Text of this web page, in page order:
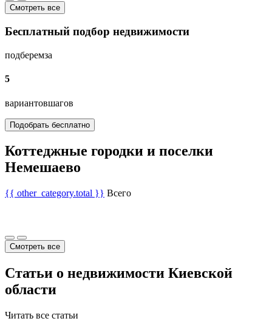
Смотреть все
Бесплатный подбор недвижимости
подберемза
5
вариантовшагов
Подобрать бесплатно
Коттеджные городки и поселки
Немешаево
{{ other_category.total }} Всего
Смотреть все
Статьи о недвижимости Киевской
области
Читать все статьи